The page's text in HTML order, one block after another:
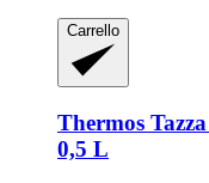
Carrello
Thermos
0,5 L